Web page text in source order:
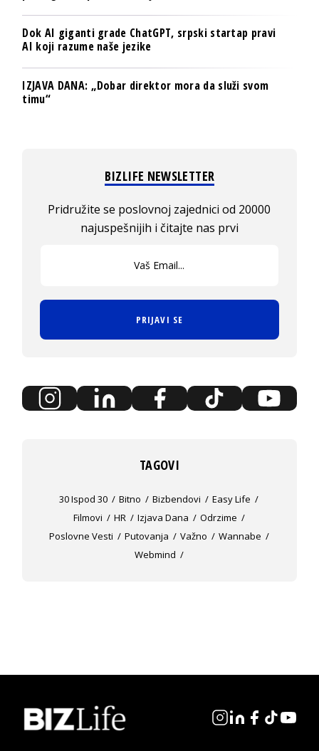
Dok AI giganti grade ChatGPT, srpski startap pravi
AI koji razume naše jezike
IZJAVA DANA: „Dobar direktor mora da služi svom
timu“
BIZLIFE NEWSLETTER
Pridružite se poslovnoj zajednici od 20000
najuspešnijih i čitajte nas prvi
PRIJAVI SE
TAGOVI
30 Ispod 30 Bitno Bizbendovi
Easy Life
Filmovi
HR Izjava Dana
Odrzime
Poslovne Vesti
Putovanja Važno
Wannabe
Webmind